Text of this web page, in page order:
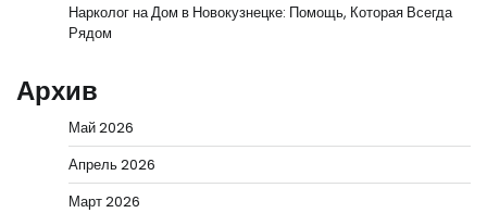
Нарколог на Дом в Новокузнецке: Помощь, Которая Всегда
Рядом
Архив
Май 2026
Апрель 2026
Март 2026